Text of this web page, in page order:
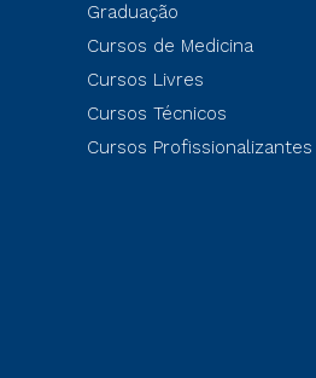
Graduação
Cursos de Medicina
Cursos Livres
Cursos Técnicos
Cursos Profissionalizantes